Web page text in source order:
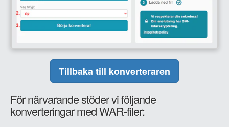
Tillbaka till konverteraren
För närvarande stöder vi följande
konverteringar med WAR-filer: